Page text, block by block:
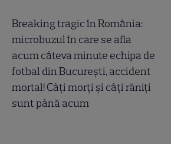
Breaking tragic în România:
microbuzul în care se afla
acum câteva minute echipa de
fotbal din București, accident
mortal! Câți morți și câți răniți
sunt până acum